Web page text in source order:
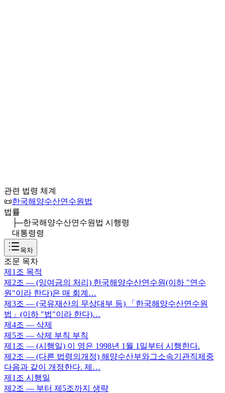
관련 법령 체계
📜한국해양수산연수원법
법률
├─한국해양수산연수원법 시행령
대통령령
목차
조문 목차
제1조 목적
제2조 — (잉여금의 처리) 한국해양수산연수원(이하 "연수
원"이라 한다)은 매 회계…
제3조 — (국유재산의 무상대부 등) 「한국해양수산연수원
법」(이하 "법"이라 한다)…
제4조 — 삭제
제5조 — 삭제 부칙 부칙
제1조 — (시행일) 이 영은 1998년 1월 1일부터 시행한다.
제2조 — (다른 법령의개정) 해양수산부와그소속기관직제중
다음과 같이 개정한다. 제…
제1조 시행일
제2조 — 부터 제5조까지 생략